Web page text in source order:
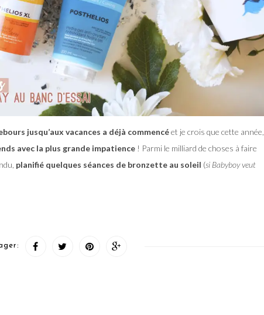
jusqu’aux vacances a déjà commencéet je crois que cette année,
avec la plus grande impatience ! Parmi le milliard de choses à faire
planifié quelques séances de bronzette au soleil (si Babyboy veut